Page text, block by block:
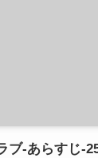
ブ-あらすじ-